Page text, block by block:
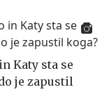
Katy sta se
je zapustil